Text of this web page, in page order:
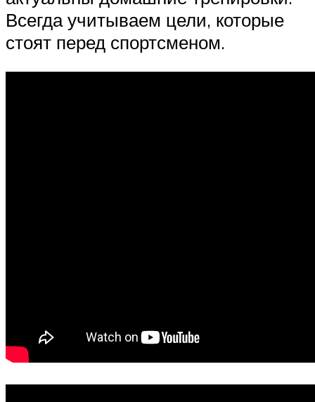
Всегда учитываем цели, которые
стоят перед спортсменом.